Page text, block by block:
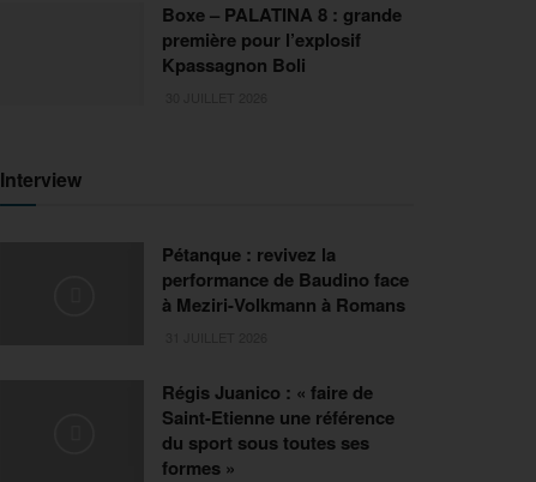
Boxe – PALATINA 8 : grande
première pour l’explosif
Kpassagnon Boli
Interview
Pétanque : revivez la
performance de Baudino face
à Meziri-Volkmann à Romans
Régis Juanico : « faire de
Saint-Etienne une référence
du sport sous toutes ses
formes »